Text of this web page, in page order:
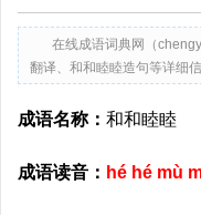
在线成语词典网（
翻译、和和睦睦造句等详细
成语名称： 和和睦睦
成语读音： hé hé mù